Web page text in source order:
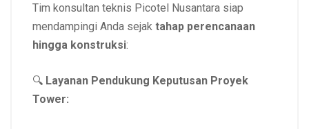
Tim konsultan teknis Picotel Nusantara siap
mendampingi Anda sejak tahap perencanaan
hingga konstruksi:
🔍 Layanan Pendukung Keputusan Proyek
Tower: